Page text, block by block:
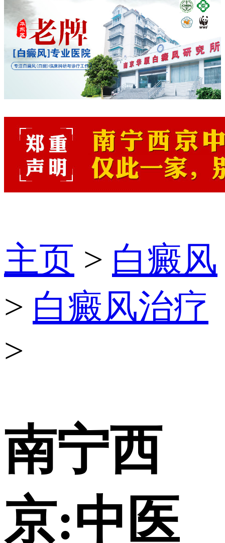
主页 > 白癜风
> 白癜风治疗
>
南宁西
京:中医